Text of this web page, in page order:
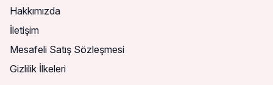
Hakkımızda
İletişim
Mesafeli Satış Sözleşmesi
Gizlilik İlkeleri